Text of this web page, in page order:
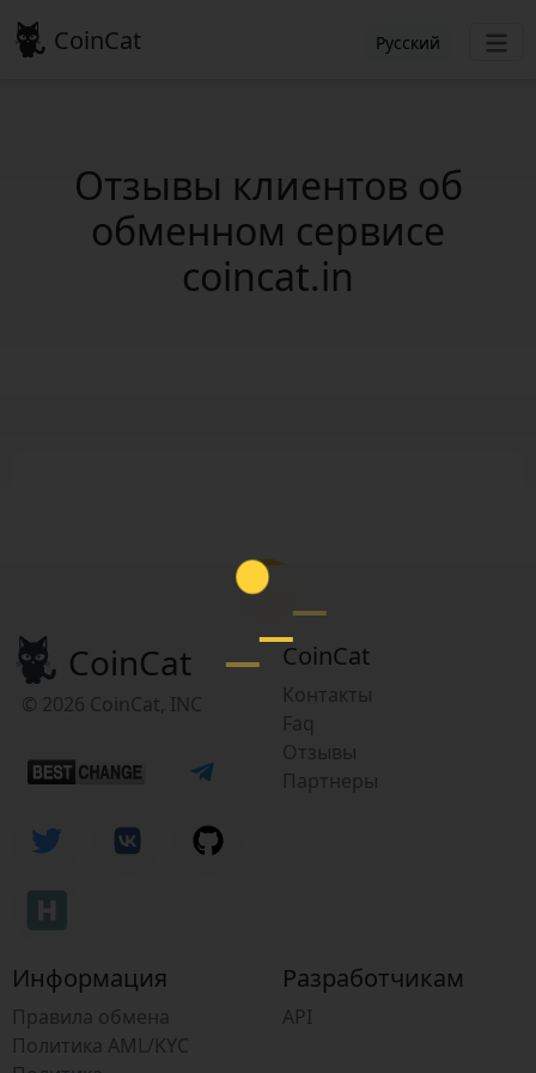
CoinCat Русский
Отзывы клиентов об
обменном сервисе
coincat.in
CoinCat
© 2026 CoinCat, INC
CoinCat
Контакты
Faq
Отзывы
Партнеры
Информация
Правила обмена
Политика AML/KYC
Разработчикам
API